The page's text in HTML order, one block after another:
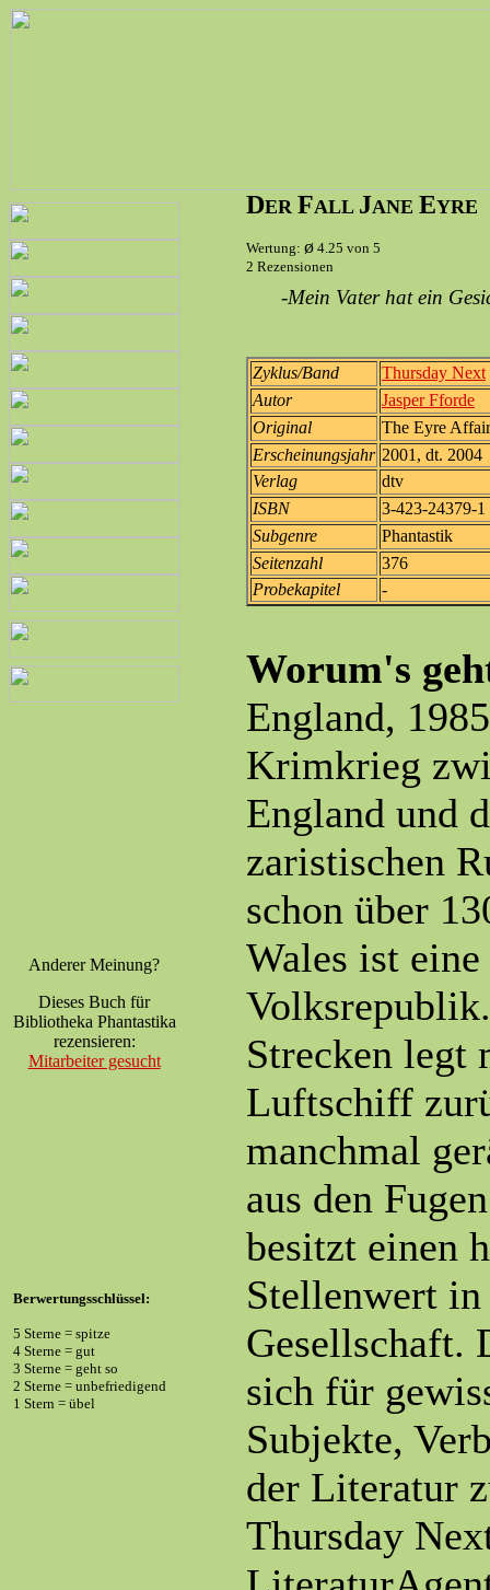
DER FALL JANE EYRE
Anderer Meinung?
Dieses Buch für
Bibliotheka Phantastika
rezensieren:
Mitarbeiter gesucht
Berwertungsschlüssel:
5 Sterne = spitze
4 Sterne = gut
3 Sterne = geht so
2 Sterne = unbefriedigend
1 Stern = übel
Wertung: ø 4.25 von 5
2 Rezensionen
-Mein Vater hat ein
Zyklus/Band Thursday Next
Autor
Jasper Fforde
Original
The Eyre Affair
Erscheinungsjahr 2001, dt. 2004
Verlag
dtv
ISBN
3-423-24379-1
Subgenre
Phantastik
Seitenzahl
376
Probekapitel
-
Worum's
England,
Krimkrieg
England und
zaristischen
schon über
Wales ist eine
Strecken legt
Luftschiff
manchmal
aus den
besitzt einen
Stellenwert in
Gesellschaft.
sich für
Subjekte,
der Literatur
Thursday